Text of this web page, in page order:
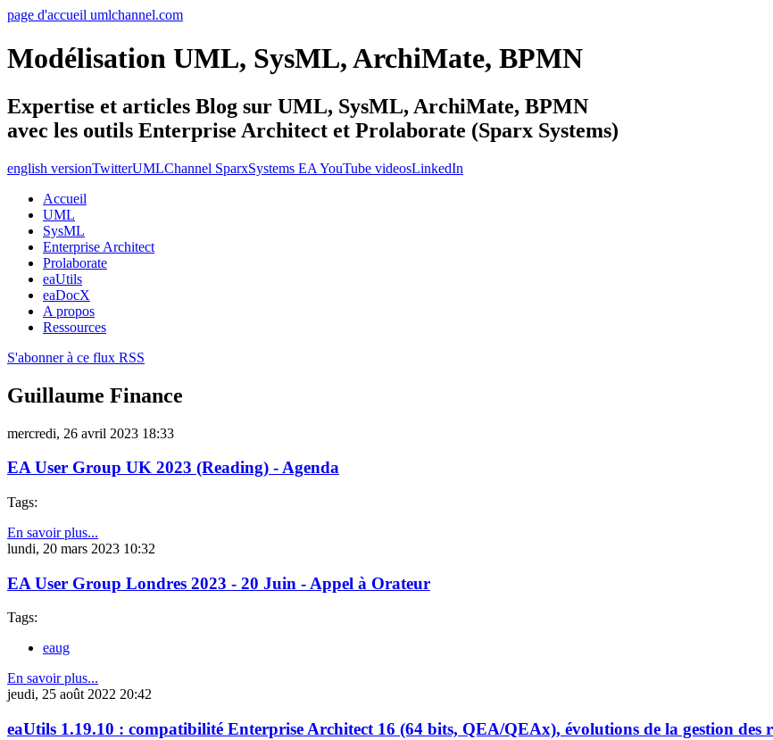
page d'accueil umlchannel.com
Modélisation UML, SysML, ArchiMate, BPMN
Expertise et articles Blog sur UML, SysML, ArchiMate, BPMN
avec les outils Enterprise Architect et Prolaborate (Sparx Systems)
english versionTwitterUMLChannel SparxSystems EA YouTube videosLinkedIn
Accueil
UML
SysML
Enterprise Architect
Prolaborate
eaUtils
eaDocX
A propos
Ressources
S'abonner à ce flux RSS
Guillaume Finance
mercredi, 26 avril 2023 18:33
EA User Group UK 2023 (Reading) - Agenda
Tags:
En savoir plus...
lundi, 20 mars 2023 10:32
EA User Group Londres 2023 - 20 Juin - Appel à Orateur
Tags:
eaug
En savoir plus...
jeudi, 25 août 2022 20:42
eaUtils 1.19.10 : compatibilité Enterprise Architect 16 (64 bits, QEA/QEAx), évolutions de la gestion des